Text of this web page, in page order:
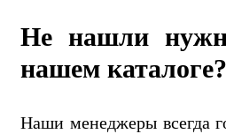
Не нашли
нашем каталоге?
Наши менеджеры всегда